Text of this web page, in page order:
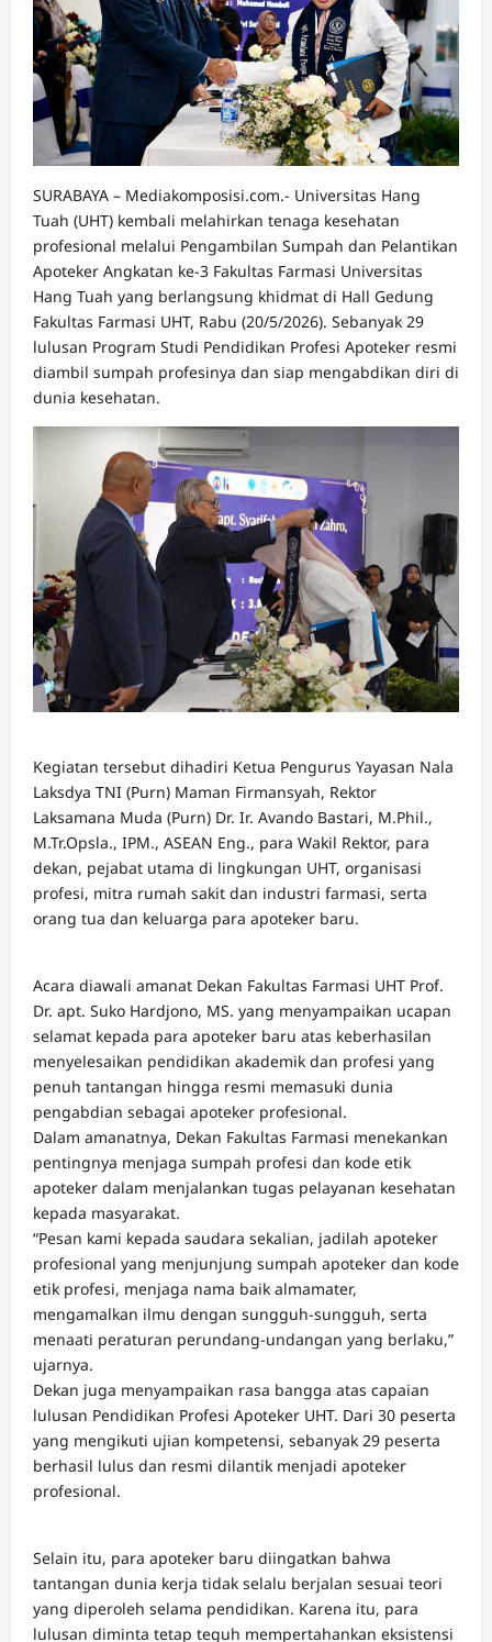
SURABAYA – Mediakomposisi.com.- Universitas Hang
Tuah (UHT) kembali melahirkan tenaga kesehatan
profesional melalui Pengambilan Sumpah dan Pelantikan
Apoteker Angkatan ke-3 Fakultas Farmasi Universitas
Hang Tuah yang berlangsung khidmat di Hall Gedung
Fakultas Farmasi UHT, Rabu (20/5/2026). Sebanyak 29
lulusan Program Studi Pendidikan Profesi Apoteker resmi
diambil sumpah profesinya dan siap mengabdikan diri di
dunia kesehatan.
Kegiatan tersebut dihadiri Ketua Pengurus Yayasan Nala
Laksdya TNI (Purn) Maman Firmansyah, Rektor
Laksamana Muda (Purn) Dr. Ir. Avando Bastari, M.Phil.,
M.Tr.Opsla., IPM., ASEAN Eng., para Wakil Rektor, para
dekan, pejabat utama di lingkungan UHT, organisasi
profesi, mitra rumah sakit dan industri farmasi, serta
orang tua dan keluarga para apoteker baru.
Acara diawali amanat Dekan Fakultas Farmasi UHT Prof.
Dr. apt. Suko Hardjono, MS. yang menyampaikan ucapan
selamat kepada para apoteker baru atas keberhasilan
menyelesaikan pendidikan akademik dan profesi yang
penuh tantangan hingga resmi memasuki dunia
pengabdian sebagai apoteker profesional.
Dalam amanatnya, Dekan Fakultas Farmasi menekankan
pentingnya menjaga sumpah profesi dan kode etik
apoteker dalam menjalankan tugas pelayanan kesehatan
kepada masyarakat.
“Pesan kami kepada saudara sekalian, jadilah apoteker
profesional yang menjunjung sumpah apoteker dan kode
etik profesi, menjaga nama baik almamater,
mengamalkan ilmu dengan sungguh-sungguh, serta
menaati peraturan perundang-undangan yang berlaku,”
ujarnya.
Dekan juga menyampaikan rasa bangga atas capaian
lulusan Pendidikan Profesi Apoteker UHT. Dari 30 peserta
yang mengikuti ujian kompetensi, sebanyak 29 peserta
berhasil lulus dan resmi dilantik menjadi apoteker
profesional.
Selain itu, para apoteker baru diingatkan bahwa
tantangan dunia kerja tidak selalu berjalan sesuai teori
yang diperoleh selama pendidikan. Karena itu, para
lulusan diminta tetap teguh mempertahankan eksistensi